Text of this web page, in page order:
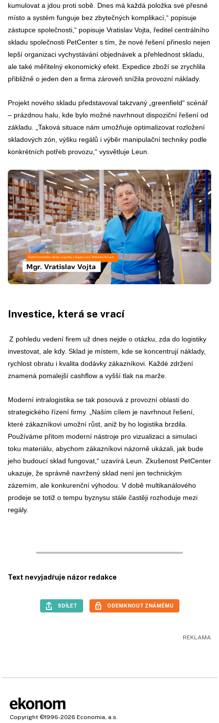
kumulovat a jdou proti sobě. Dnes má každá položka své přesné
místo a systém funguje bez zbytečných komplikací,“ popisuje
zástupce společnosti,“ popisuje Vratislav Vojta, ředitel centrálního
skladu společnosti PetCenter s tím, že nové řešení přineslo nejen
lepší organizaci vychystávání objednávek a přehlednost skladu,
ale také měřitelný ekonomický efekt. Expedice zboží se zrychlila
přibližně o jeden den a firma zároveň snížila provozní náklady.
Projekt nového skladu představoval takzvaný „greenfield“ scénář
– prázdnou halu, kde bylo možné navrhnout dispoziční řešení od
základu. „Taková situace nám umožňuje optimalizovat rozložení
skladových zón, výšku regálů i výběr manipulační techniky podle
konkrétních potřeb provozu,“ vysvětluje Leun.
Investice, která se vrací
Z pohledu vedení firem už dnes nejde o otázku, zda do logistiky
investovat, ale kdy. Sklad je místem, kde se koncentrují náklady,
rychlost obratu i kvalita dodávky zákazníkovi. Každé zdržení
znamená pomalejší cashflow a vyšší tlak na marže.
Moderní intralogistika se tak posouvá z provozní oblasti do
strategického řízení firmy. „Naším cílem je navrhnout řešení,
které zákazníkovi umožní růst, aniž by ho logistika brzdila.
Používáme přitom moderní nástroje pro vizualizaci a simulaci
toku materiálu, abychom zákazníkovi názorně ukázali, jak bude
jeho budoucí sklad fungovat ,“ uzavírá Leun. Zkušenost PetCenter
ukazuje, že správně navržený sklad není jen technickým
zázemím, ale konkurenční výhodou. V době multikanálového
prodeje se totiž o tempu byznysu stále častěji rozhoduje mezi
regály.
Text nevyjadřuje názor redakce
SDÍLET ODEMKNOUT ZNÁMÉMU
Copyright ©1996-2026 Economia, a.s.